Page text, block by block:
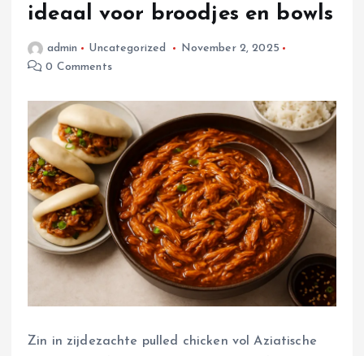
ideaal voor broodjes en bowls
admin Uncategorized
November 2, 2025
0 Comments
Zin in zijdezachte pulled chicken vol Aziatische